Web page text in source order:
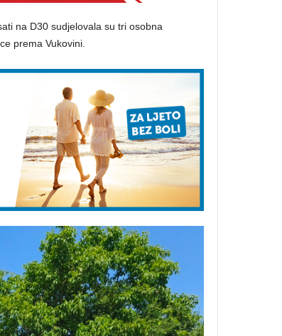
na D30 sudjelovala su tri osobna
prema Vukovini.